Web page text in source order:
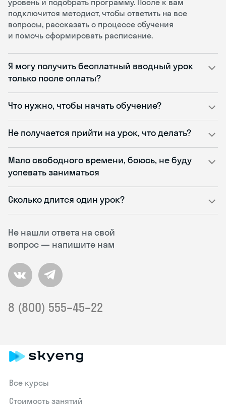
Не нашли ответа на свой
вопрос — напишите нам
8 (800) 555–45–22
уровень и подобрать программу. После к вам
подключится методист, чтобы ответить на все
вопросы, рассказать о процессе обучения
и помочь сформировать расписание.
Я могу получить бесплатный вводный урок
только после оплаты?
Что нужно, чтобы начать обучение?
Не получается прийти на урок, что делать?
Мало свободного времени, боюсь, не буду
успевать заниматься
Сколько длится один урок?
Все курсы
Стоимость занятий